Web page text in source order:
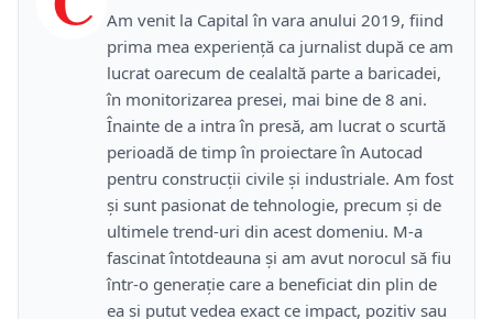
Am venit la Capital în vara anului 2019, fiind
prima mea experiență ca jurnalist după ce am
lucrat oarecum de cealaltă parte a baricadei,
în monitorizarea presei, mai bine de 8 ani.
Înainte de a intra în presă, am lucrat o scurtă
perioadă de timp în proiectare în Autocad
pentru construcții civile și industriale. Am fost
și sunt pasionat de tehnologie, precum și de
ultimele trend-uri din acest domeniu. M-a
fascinat întotdeauna și am avut norocul să fiu
într-o generație care a beneficiat din plin de
ea și putut vedea exact ce impact, pozitiv sau